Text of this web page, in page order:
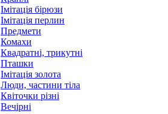
Імітація бірюзи
Імітація перлин
Предмети
Комахи
Квадратні, трикутні
Пташки
Імітація золота
Люди, частини тіла
Квіточки різні
Вечірні